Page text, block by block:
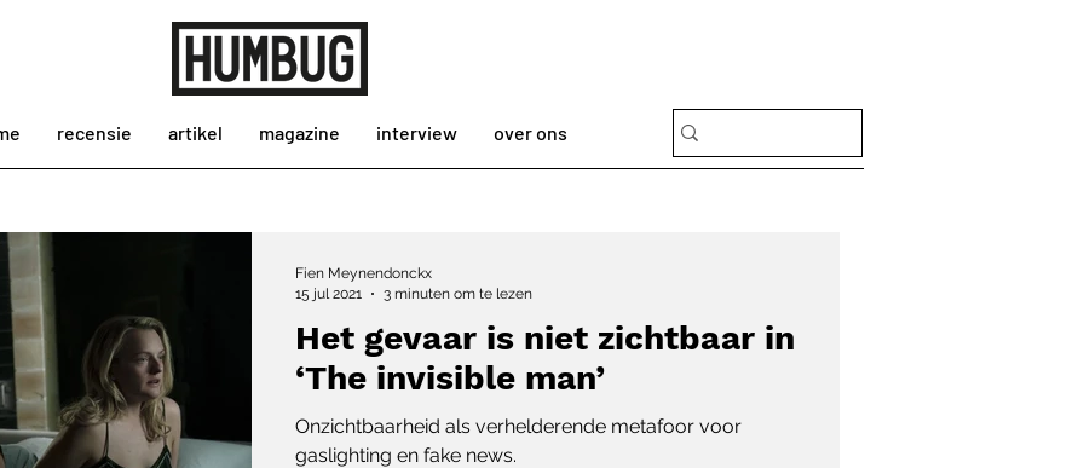
recensie artikel magazine interview over ons
Het gevaar is niet zichtbaar in
‘The invisible man’
Onzichtbaarheid als verhelderende metafoor voor
gaslighting en fake news.
Fien Meynendonckx
15 jul 2021
3 minuten om te lezen